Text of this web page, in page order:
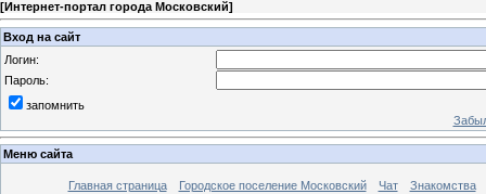
[Интернет-портал города Московский]
Вход на сайт
Логин:
Пароль:
запомнить
Меню сайта
Главная страница Городское поселение Московский Чат
Знакомства